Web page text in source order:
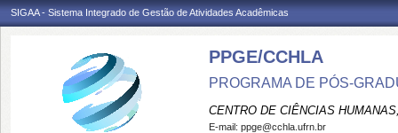
SIGAA - Sistema Integrado de Gestão de Atividades Acadêmicas
PPGE/CCHLA
PROGRAMA DE PÓS-
CENTRO DE CIÊNCIAS
E-mail: ppge@cchla.ufrn.br